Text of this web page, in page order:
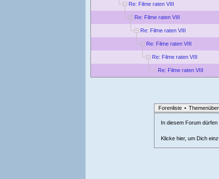
Re: Filme raten VIII
Re: Filme raten VIII
Re: Filme raten VIII
Re: Filme raten VIII
Re: Filme raten VIII
Re: Filme raten VIII
Forenliste •
In diesem Forum
Klicke hier, um Dich